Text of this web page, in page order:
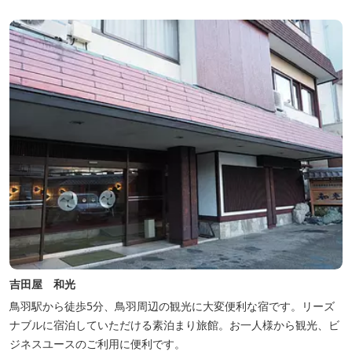
吉田屋 和光
鳥羽駅から徒歩5分、鳥羽周辺の観光に大変便利な宿です。リーズ
ナブルに宿泊していただける素泊まり旅館。お一人様から観光、ビ
ジネスユースのご利用に便利です。